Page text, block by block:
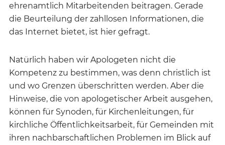
ehrenamtlich Mitarbeitenden beitragen. Gerade
die Beurteilung der zahllosen Informationen, die
das Internet bietet, ist hier gefragt.
Natürlich haben wir Apologeten nicht die
Kompetenz zu bestimmen, was denn christlich ist
und wo Grenzen überschritten werden. Aber die
Hinweise, die von apologetischer Arbeit ausgehen,
können für Synoden, für Kirchenleitungen, für
kirchliche Öffentlichkeitsarbeit, für Gemeinden mit
ihren nachbarschaftlichen Problemen im Blick auf